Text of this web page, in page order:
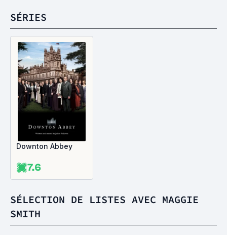
SÉRIES
Downton Abbey
7.6
SÉLECTION DE LISTES AVEC MAGGIE
SMITH